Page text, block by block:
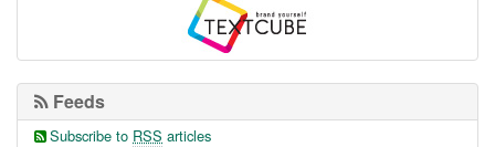
Feeds
Subscribe to RSS articles